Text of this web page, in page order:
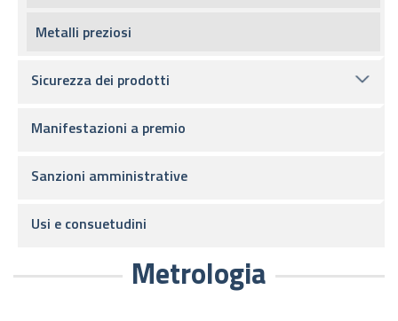
Metrologia
Metalli preziosi
Sicurezza dei prodotti
Manifestazioni a premio
Sanzioni amministrative
Usi e consuetudini